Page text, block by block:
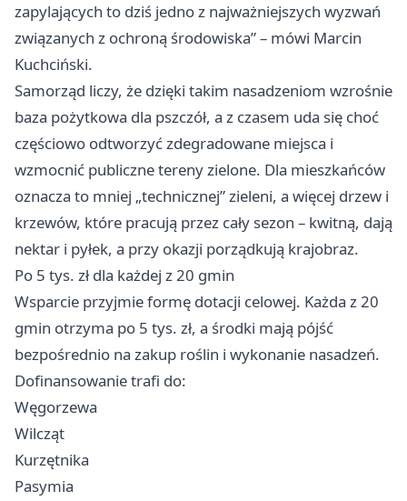
zapylających to dziś jedno z najważniejszych wyzwań
związanych z ochroną środowiska” – mówi Marcin
Kuchciński.
Samorząd liczy, że dzięki takim nasadzeniom wzrośnie
baza pożytkowa dla pszczół, a z czasem uda się choć
częściowo odtworzyć zdegradowane miejsca i
wzmocnić publiczne tereny zielone. Dla mieszkańców
oznacza to mniej „technicznej” zieleni, a więcej drzew i
krzewów, które pracują przez cały sezon – kwitną, dają
nektar i pyłek, a przy okazji porządkują krajobraz.
Po 5 tys. zł dla każdej z 20 gmin
Wsparcie przyjmie formę dotacji celowej. Każda z 20
gmin otrzyma po 5 tys. zł, a środki mają pójść
bezpośrednio na zakup roślin i wykonanie nasadzeń.
Dofinansowanie trafi do:
Węgorzewa
Wilcząt
Kurzętnika
Pasymia